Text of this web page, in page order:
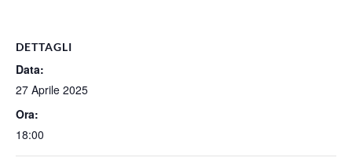
DETTAGLI
Data:
27 Aprile 2025
Ora:
18:00